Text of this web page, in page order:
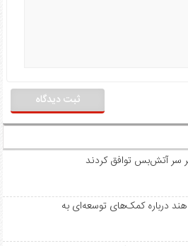
بر سر آتش‌بس توافق کردند
درباره کمک‌های توسعه‌ای به